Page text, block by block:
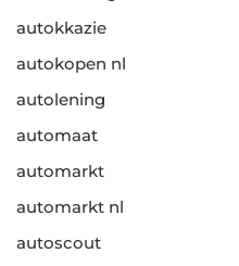
autokkazie
autokopen nl
autolening
automaat
automarkt
automarkt nl
autoscout